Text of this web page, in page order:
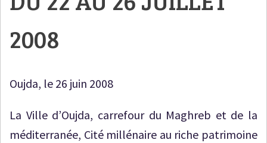
2008
Oujda, le 26 juin 2008
La Ville d’Oujda, carrefour du Maghreb et de la
méditerranée, Cité millénaire au riche patrimoine